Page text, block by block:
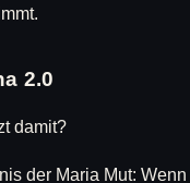
2.0
damit?
der Maria Mut: